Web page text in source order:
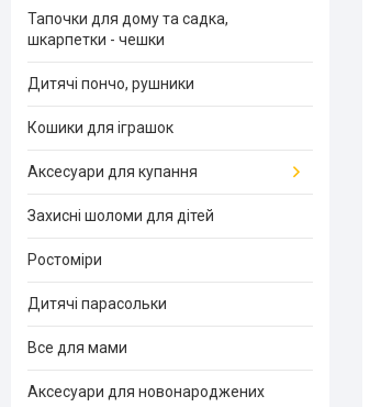
Тапочки для дому та садка,
шкарпетки - чешки
Дитячі пончо, рушники
Кошики для іграшок
Аксесуари для купання
Захисні шоломи для дітей
Ростоміри
Дитячі парасольки
Все для мами
Аксесуари для новонароджених